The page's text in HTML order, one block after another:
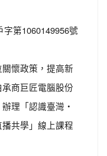
第1060149956號
懷政策，提高新
商巨匠電腦股份
理「認識臺灣‧
共學」線上課程